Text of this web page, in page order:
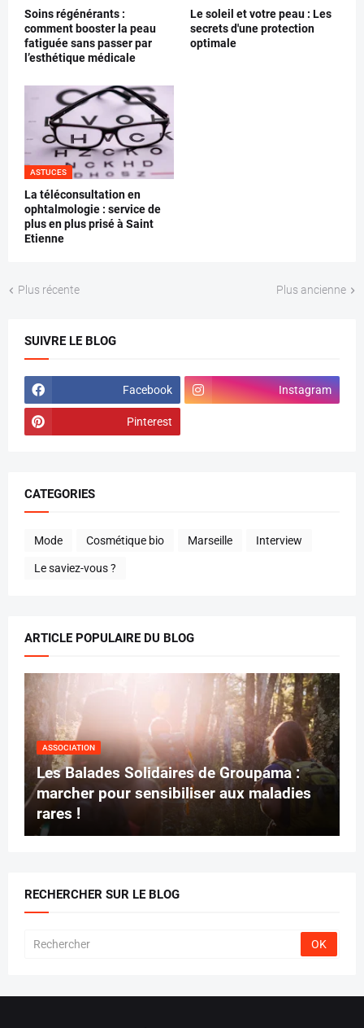
Soins régénérants :
comment booster la peau
fatiguée sans passer par
l’esthétique médicale
Le soleil et votre peau : Les
secrets d'une protection
optimale
ASTUCES
La téléconsultation en
ophtalmologie : service de
plus en plus prisé à Saint
Etienne
Plus récente Plus ancienne
SUIVRE LE BLOG
Facebook Instagram
Pinterest
CATEGORIES
Mode Cosmétique bio Marseille Interview
Le saviez-vous ?
ARTICLE POPULAIRE DU BLOG
ASSOCIATION
Les Balades Solidaires de Groupama :
marcher pour sensibiliser aux maladies
rares !
RECHERCHER SUR LE BLOG